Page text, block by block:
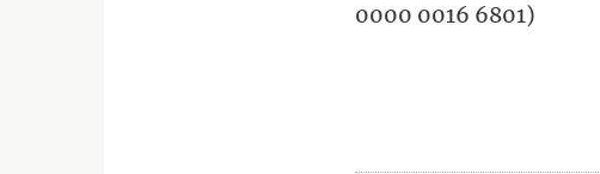
0000 0016 6801)